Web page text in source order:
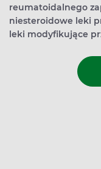
reumatoidalnego
niesteroidowe leki
leki modyfikujące